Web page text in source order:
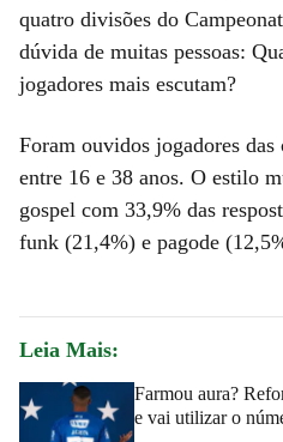
quatro divisões do
dúvida de muitas pessoas:
jogadores mais escutam?
Foram ouvidos jogadores
entre 16 e 38 anos. O estilo
gospel com 33,9% das
funk (21,4%) e pagode
Leia Mais:
Farmou aura?
e vai utilizar o